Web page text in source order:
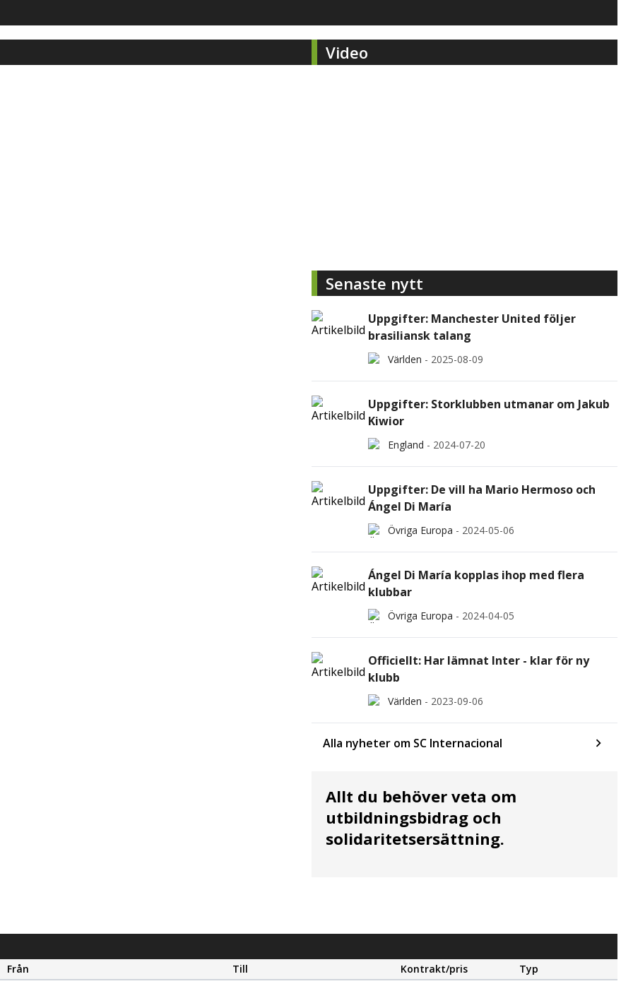
Video
Senaste nytt
Uppgifter: Manchester United följer
brasiliansk talang
Världen - 2025-08-09
Uppgifter: Storklubben utmanar om Jakub
Kiwior
England - 2024-07-20
Uppgifter: De vill ha Mario Hermoso och
Ángel Di María
Övriga Europa - 2024-05-06
Ángel Di María kopplas ihop med flera
klubbar
Övriga Europa - 2024-04-05
Officiellt: Har lämnat Inter - klar för ny
klubb
Världen - 2023-09-06
Alla nyheter om SC Internacional
Allt du behöver veta om
utbildningsbidrag och
solidaritetsersättning.
Från Till Kontrakt/pris Typ